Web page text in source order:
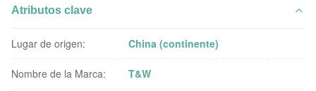
Atributos clave
Lugar de origen: China (continente)
Nombre de la Marca: T&W